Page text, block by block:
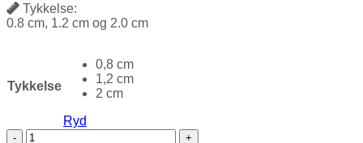
Tykkelse:
0.8 cm, 1.2 cm og 2.0 cm
Tykkelse
0,8 cm
1,2 cm
2 cm
Ryd
Dekton Bordplade, Mooné antal